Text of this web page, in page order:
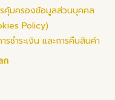
รคุ้มครองข้อมูลส่วนบุคคล
Policy)
ชำระเงิน และการคืนสินค้า
ก